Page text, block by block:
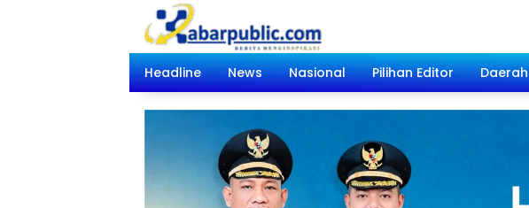
Headline
News Nasional Pilihan Editor Daerah